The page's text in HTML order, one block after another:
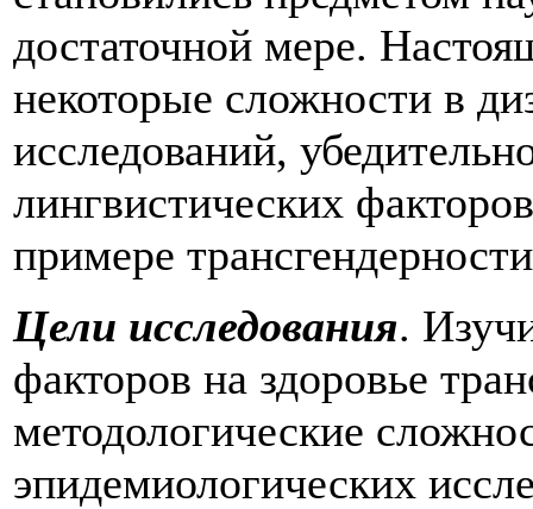
достаточной мере.
некоторые сложности в
исследований,
лингвистических
примере
Цели исследования.
факторов на здоровье
методологические
эпидемиологических